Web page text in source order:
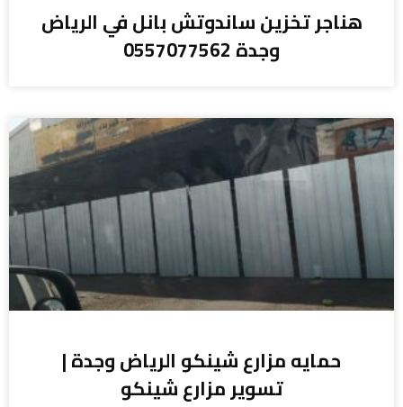
هناجر تخزين ساندوتش بانل في الرياض
وجدة 0557077562
حمايه مزارع شينكو الرياض وجدة |
تسوير مزارع شينكو